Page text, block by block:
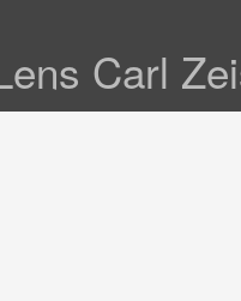
Carl